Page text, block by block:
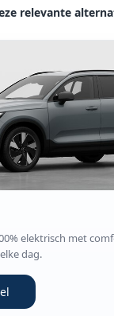
relevante
elektrisch met
dag.